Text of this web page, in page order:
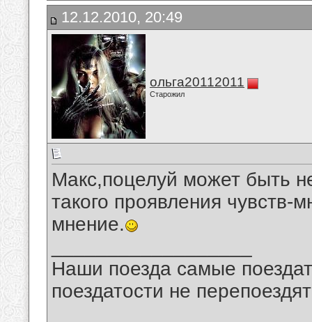
12.12.2010, 20:49
ольга20112011
Старожил
Макс,поцелуй может быть
такого проявления чувств-
мнение.
Наши поезда самые
поездатости не